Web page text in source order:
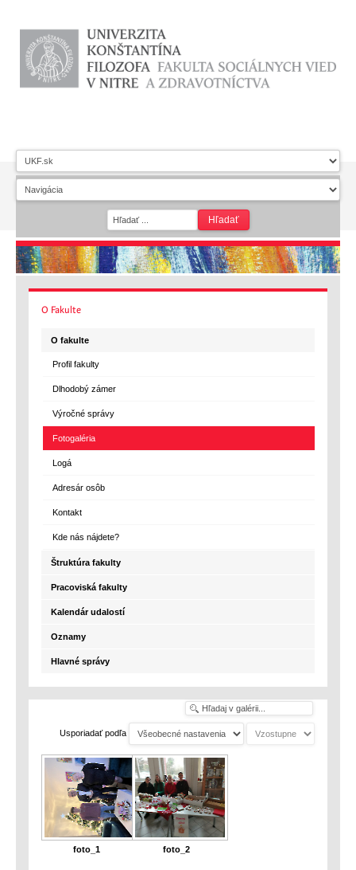
O Fakulte
O fakulte
Profil fakulty
Dlhodobý zámer
Výročné správy
Fotogaléria
Logá
Adresár osôb
Kontakt
Kde nás nájdete?
Štruktúra fakulty
Pracoviská fakulty
Kalendár udalostí
Oznamy
Hlavné správy
Usporiadať podľa
foto_1 foto_2